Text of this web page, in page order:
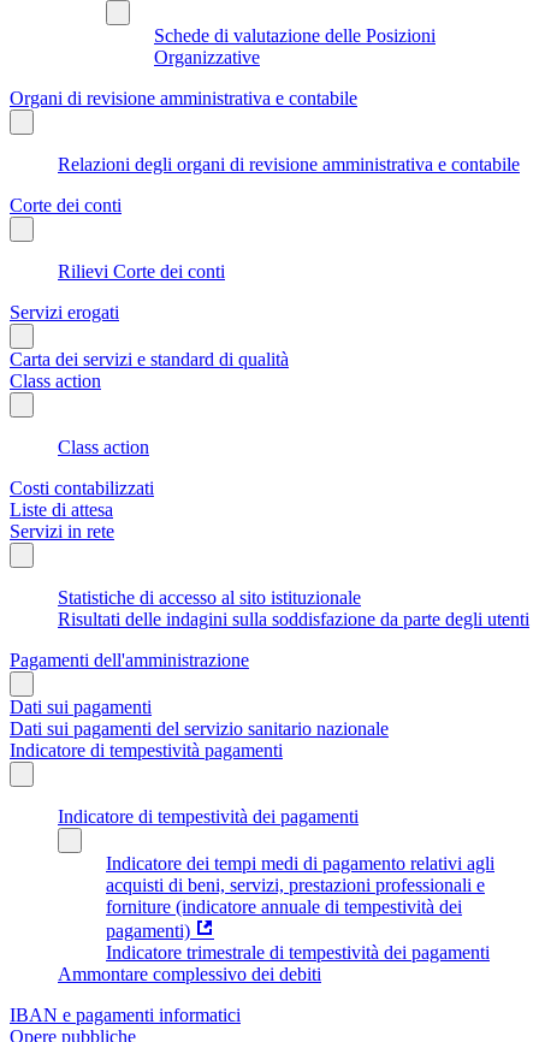
Schede di valutazione delle Posizioni
Organizzative
Organi di revisione amministrativa e contabile
Relazioni degli organi di revisione amministrativa e contabile
Corte dei conti
Rilievi Corte dei conti
Servizi erogati
Carta dei servizi e standard di qualità
Class action
Class action
Costi contabilizzati
Liste di attesa
Servizi in rete
Statistiche di accesso al sito istituzionale
Risultati delle indagini sulla soddisfazione da parte degli utenti
Pagamenti dell'amministrazione
Dati sui pagamenti
Dati sui pagamenti del servizio sanitario nazionale
Indicatore di tempestività pagamenti
Indicatore di tempestività dei pagamenti
Indicatore dei tempi medi di pagamento relativi agli
acquisti di beni, servizi, prestazioni professionali e
forniture (indicatore annuale di tempestività dei
pagamenti)
Indicatore trimestrale di tempestività dei pagamenti
Ammontare complessivo dei debiti
IBAN e pagamenti informatici
Opere pubbliche